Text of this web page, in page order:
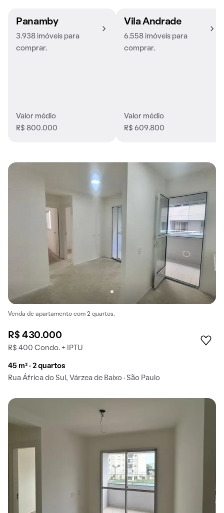
Panamby
3.938 imóveis para
comprar.
Valor médio
R$ 800.000
Vila Andrade
6.558 imóveis para
comprar.
Valor médio
R$ 609.800
Venda de apartamento com 2 quartos.
R$ 430.000
R$ 400 Condo. + IPTU
45 m² · 2 quartos
Rua África do Sul, Várzea de Baixo · São Paulo